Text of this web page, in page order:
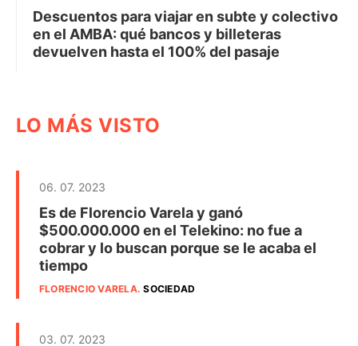
Descuentos para viajar en subte y colectivo
en el AMBA: qué bancos y billeteras
devuelven hasta el 100% del pasaje
LO MÁS VISTO
06. 07. 2023
Es de Florencio Varela y ganó
$500.000.000 en el Telekino: no fue a
cobrar y lo buscan porque se le acaba el
tiempo
FLORENCIO VARELA.SOCIEDAD
03. 07. 2023